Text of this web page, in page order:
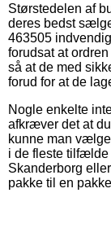
Størstedelen af
deres bedst
463505
forudsat at
så at de med
forud for at de
Nogle enkelte
afkræver det at
kunne man
i de fleste
Skanderborg
pakke til en